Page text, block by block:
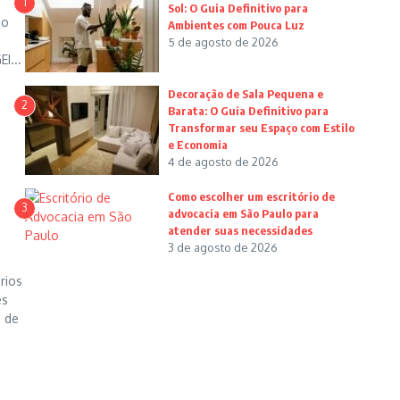
de
Sol: O Guia Definitivo para
Ambientes com Pouca Luz
5 de agosto de 2026
2
Decoração de Sala Pequena e
Barata: O Guia Definitivo para
Transformar seu Espaço com Estilo
e Economia
4 de agosto de 2026
3
Como escolher um escritório de
advocacia em São Paulo para
atender suas necessidades
3 de agosto de 2026